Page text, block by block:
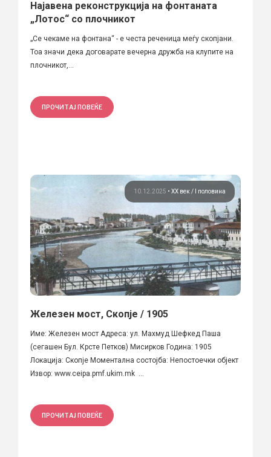
Најавена реконструкција на фонтаната
„Лотос“ со плочникот
„Се чекаме на фонтана“ - е честа реченица меѓу скопјани.
Тоа значи дека договарате вечерна дружба на клупите на
плочникот,...
ПРОЧИТАЈ ПОВЕЌЕ
10.12.2025 • ХХ век / I половина
Железен мост, Скопје / 1905
Име: Железен мост Aдреса: ул. Махмуд Шефкед Паша
(сегашен Бул. Крсте Петков) Мисирков Година: 1905
Локација: Скопје Моментална состојба: Непостоечки објект
Извор: www.ceipa.pmf.ukim.mk ...
ПРОЧИТАЈ ПОВЕЌЕ